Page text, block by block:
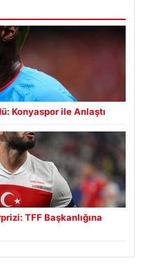
Konyaspor ile Anlaştı
TFF Başkanlığına